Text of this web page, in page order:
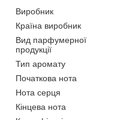
Виробник
Країна виробник
Вид парфумерної
продукції
Тип аромату
Початкова нота
Нота серця
Кінцева нота